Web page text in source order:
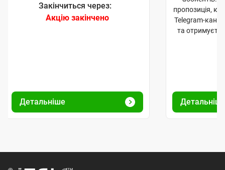
Закінчиться через:
Акцію закінчено
Детальніше
пропозиція,
Telegram-
та